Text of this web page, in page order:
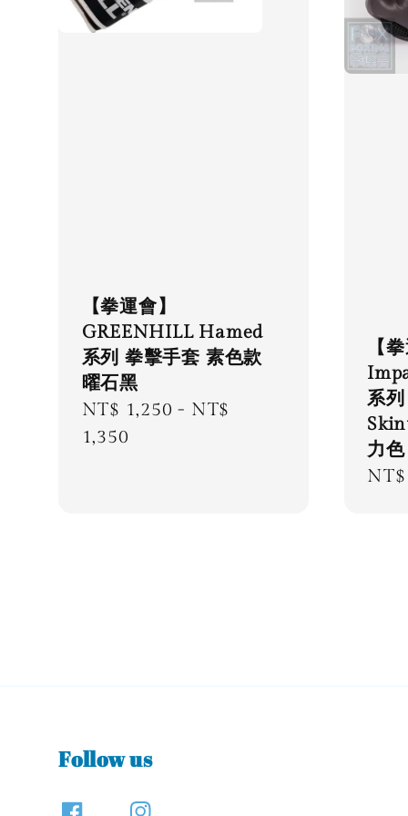
【拳運會】
GREENHILL Hamed
系列 拳擊手套 素色款
曜石黑
Regular
price
NT$ 1,250 - NT$
1,350
【
系
力色
Follow us